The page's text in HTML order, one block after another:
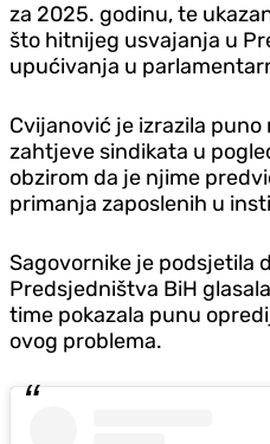
za 2025. godinu, te
što hitnijeg usvajanja u
upućivanja u
Cvijanović je izrazila
zahtjeve sindikata u
obzirom da je njime
primanja zaposlenih u
Sagovornike je podsjetila
Predsjedništva BiH
time pokazala punu
ovog problema.